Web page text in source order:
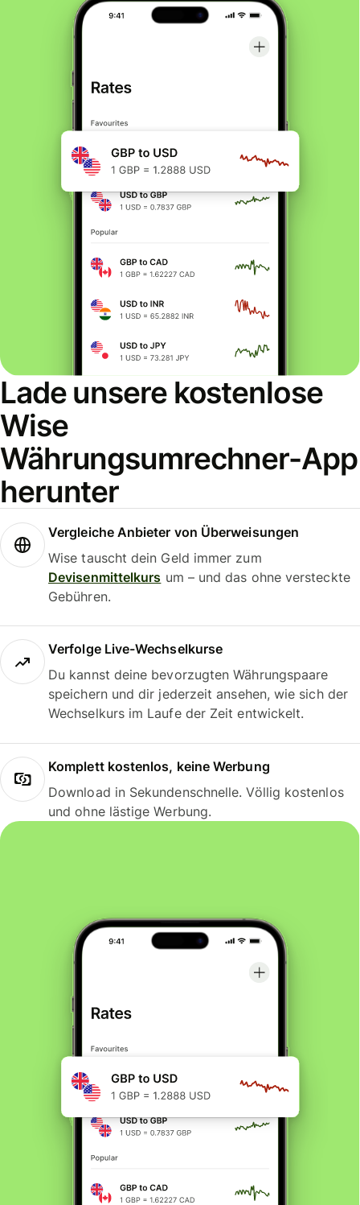
Lade unsere kostenlose
Wise
Währungsumrechner-App
herunter
Vergleiche Anbieter von Überweisungen
Wise tauscht dein Geld immer zum
Devisenmittelkurs um – und das ohne versteckte
Gebühren.
Verfolge Live-Wechselkurse
Du kannst deine bevorzugten Währungspaare
speichern und dir jederzeit ansehen, wie sich der
Wechselkurs im Laufe der Zeit entwickelt.
Komplett kostenlos, keine Werbung
Download in Sekundenschnelle. Völlig kostenlos
und ohne lästige Werbung.